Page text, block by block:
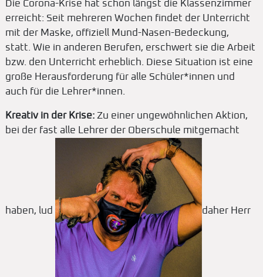
Die Corona-Krise hat schon längst die Klassenzimmer
erreicht: Seit mehreren Wochen findet der Unterricht
mit der Maske, offiziell Mund-Nasen-Bedeckung,
statt. Wie in anderen Berufen, erschwert sie die Arbeit
bzw. den Unterricht erheblich. Diese Situation ist eine
große Herausforderung für alle Schüler*innen und
auch für die Lehrer*innen.
Kreativ in der Krise:Zu einer ungewöhnlichen Aktion,
bei der fast alle Lehrer der Oberschule mitgemacht
haben, lud daher Herr